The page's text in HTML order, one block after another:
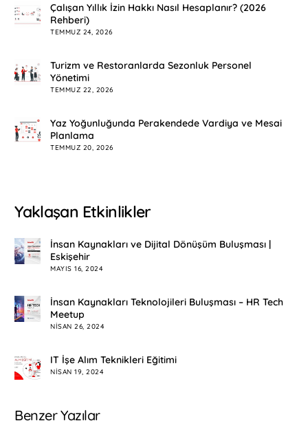
Çalışan Yıllık İzin Hakkı Nasıl Hesaplanır? (2026
Rehberi)
TEMMUZ 24, 2026
Turizm ve Restoranlarda Sezonluk Personel
Yönetimi
TEMMUZ 22, 2026
Yaz Yoğunluğunda Perakendede Vardiya ve Mesai
Planlama
TEMMUZ 20, 2026
Yaklaşan Etkinlikler
İnsan Kaynakları ve Dijital Dönüşüm Buluşması |
Eskişehir
MAYIS 16, 2024
İnsan Kaynakları Teknolojileri Buluşması – HR Tech
Meetup
NISAN 26, 2024
IT İşe Alım Teknikleri Eğitimi
NISAN 19, 2024
Benzer Yazılar